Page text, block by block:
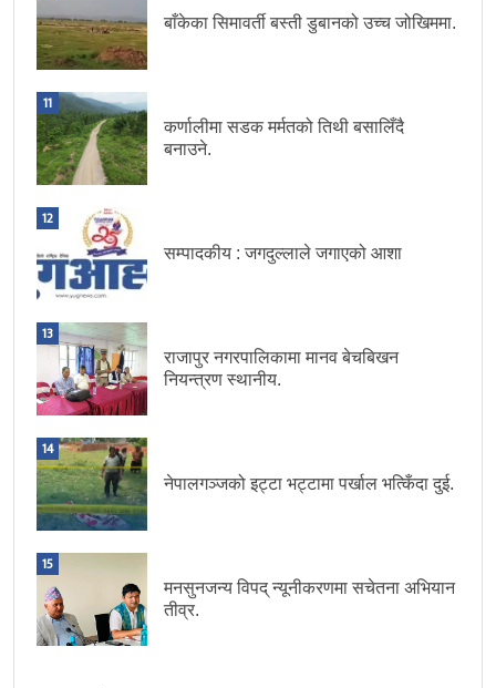
बाँकेका सिमावर्ती बस्ती डुबानको उच्च जोखिममा.
11
कर्णालीमा सडक मर्मतको तिथी बसालिँदै
बनाउने.
12
सम्पादकीय : जगदुल्लाले जगाएको आशा
13
राजापुर नगरपालिकामा मानव बेचबिखन
नियन्त्रण स्थानीय.
14
नेपालगञ्जको इट्टा भट्टामा पर्खाल भत्किँदा दुई.
15
मनसुनजन्य विपद् न्यूनीकरणमा सचेतना अभियान
तीव्र.